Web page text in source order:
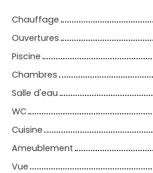
Chauffage
Ouvertures
Piscine
Chambres
Salle d'eau
WC
Cuisine
Ameublement
Vue